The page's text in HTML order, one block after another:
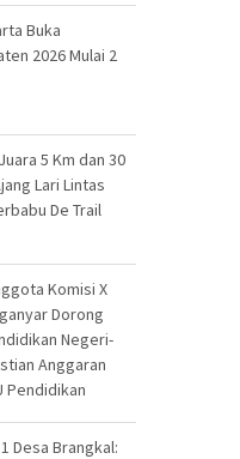
Buka
2026 Mulai 2
5 Km dan 30
Lari Lintas
De Trail
Komisi X
Dorong
Negeri-
Anggaran
Pendidikan
Desa Brangkal: